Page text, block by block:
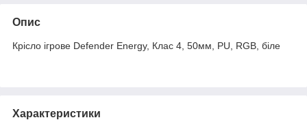
Опис
Крісло ігрове Defender Energy, Клас 4, 50мм, PU, RGB, біле
Характеристики